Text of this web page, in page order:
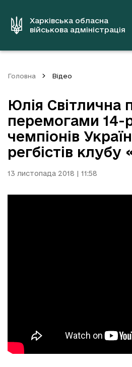
вмістуХарківська обласна
військова адміністрація
Головна Відео
Юлія Світлична
перемогами 14-
чемпіонів
регбістів клубу
13 листопада 2018 | 11:58